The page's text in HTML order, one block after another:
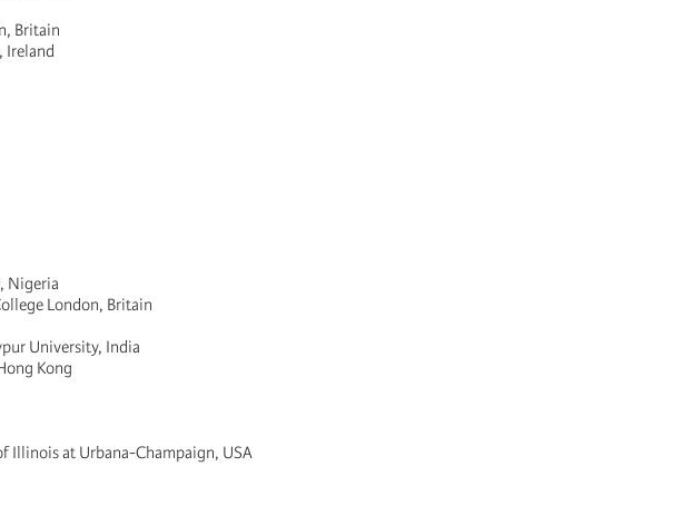
Britain
Ireland
Nigeria
London, Britain
University, India
Kong
Illinois at Urbana-Champaign, USA